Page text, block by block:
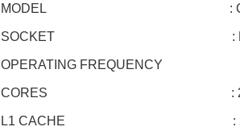
MODEL : Core
SOCKET :
OPERATING FREQUENCY :
CORES :
L1 CACHE : 2 x